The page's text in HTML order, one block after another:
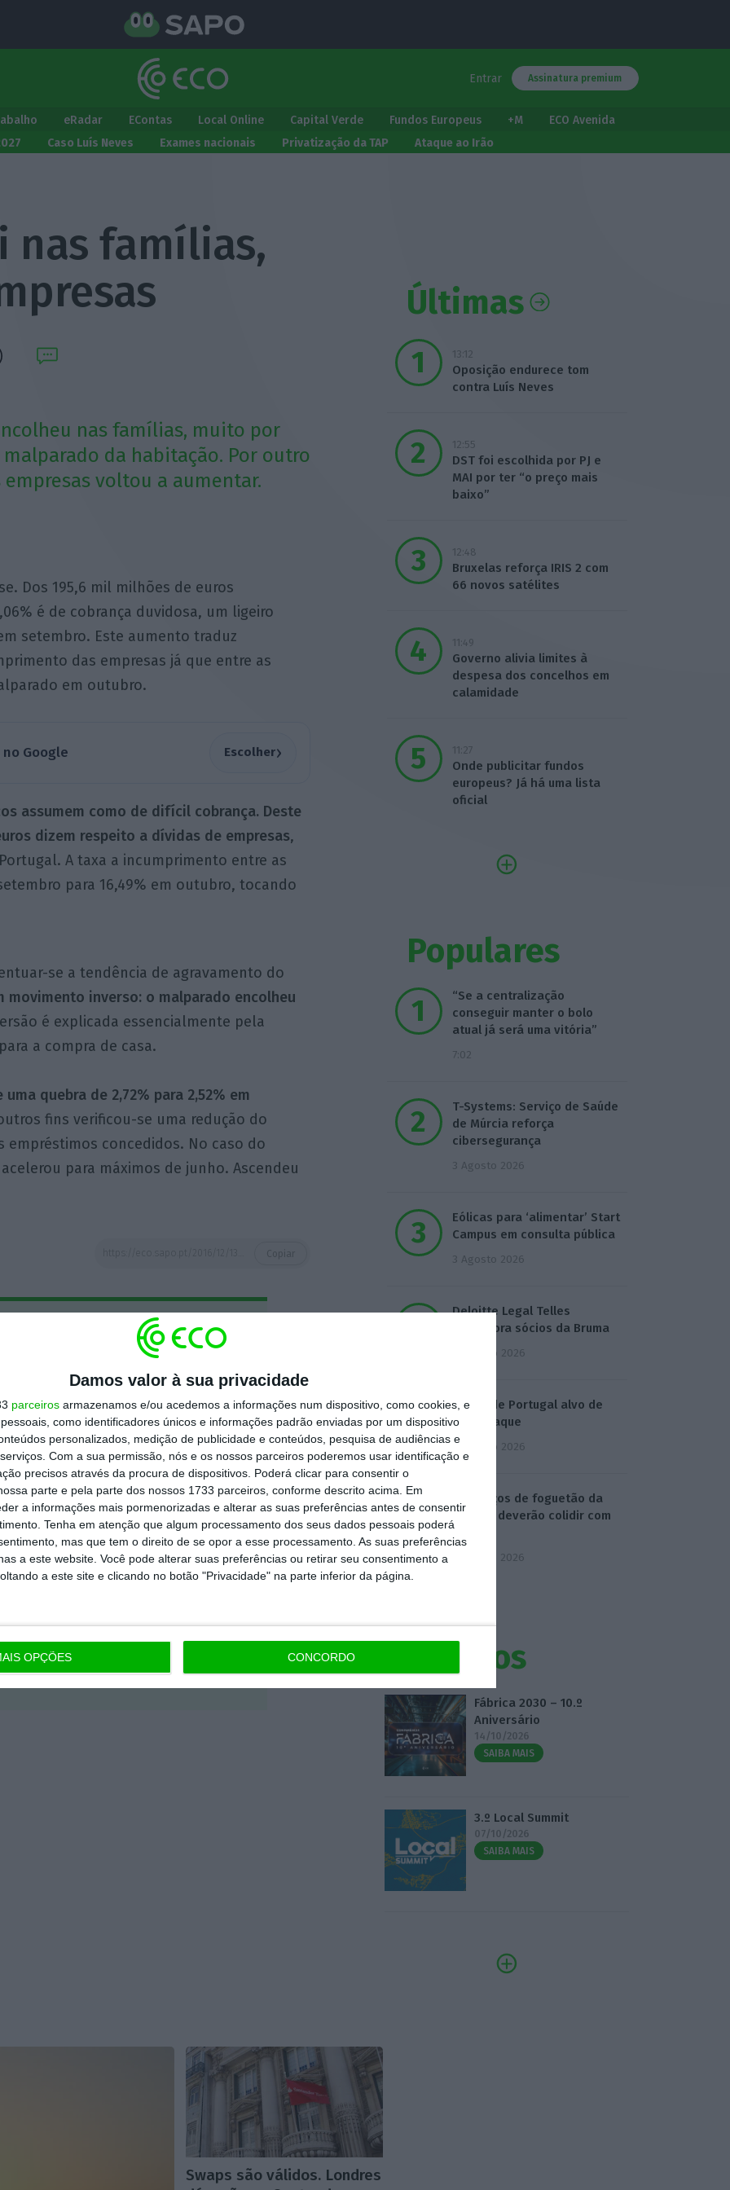
Damos valor à sua privacidade
parceiros armazenamos e/ou acedemos a informações num dispositivo, como cookies, e
como identificadores únicos e informações padrão enviadas por um dispositivo
personalizados, medição de publicidade e conteúdos, pesquisa de audiências e
Com a sua permissão, nós e os nossos parceiros poderemos usar identificação e
precisos através da procura de dispositivos. Poderá clicar para consentir o
parte e pela parte dos nossos 1733 parceiros, conforme descrito acima. Em
a informações mais pormenorizadas e alterar as suas preferências antes de consentir
Tenha em atenção que algum processamento dos seus dados pessoais poderá
mas que tem o direito de se opor a esse processamento. As suas preferências
a este website. Você pode alterar suas preferências ou retirar seu consentimento a
a este site e clicando no botão "Privacidade" na parte inferior da página.
OPÇÕES CONCORDO
Entrar Assinatura premium
eRadar EContas Local Online Capital Verde Fundos Europeus +M
ECO Avenida
Caso Luís Neves Exames nacionais Privatização da TAP Ataque ao Irão
nas famílias,
nas famílias, muito por
da habitação. Por outro
voltou a aumentar.
Dos 195,6 mil milhões de euros
é de cobrança duvidosa, um ligeiro
setembro. Este aumento traduz
das empresas já que entre as
em outubro.
Google Escolher›
assumem como de difícil cobrança. Deste
dizem respeito a dívidas de empresas,
A taxa a incumprimento entre as
para 16,49% em outubro, tocando
se a tendência de agravamento do
movimento inverso: o malparado encolheu
é explicada essencialmente pela
a compra de casa.
quebra de 2,72% para 2,52% em
fins verificou-se uma redução do
concedidos. No caso do
para máximos de junho. Ascendeu
Premium
é mais importante do que
e rigoroso.
e tenha acesso a notícias
às reportagens e especiais que
apoiar o ECO e os seus
é o jornalismo independente,
Assine já
Últimas
13:12
Oposição endurece tom
contra Luís Neves
12:55
DST foi escolhida por PJ e
MAI por ter “o preço mais
baixo”
12:48
Bruxelas reforça IRIS 2 com
66 novos satélites
11:49
Governo alivia limites à
despesa dos concelhos em
calamidade
11:27
Onde publicitar fundos
europeus? Já há uma lista
oficial
Populares
“Se a centralização
conseguir manter o bolo
atual já será uma vitória”
7:02
T-Systems: Serviço de Saúde
de Múrcia reforça
cibersegurança
3 Agosto 2026
Eólicas para ‘alimentar’ Start
Campus em consulta pública
3 Agosto 2026
Deloitte Legal Telles
assessora sócios da Bruma
4 Agosto 2026
Águas de Portugal alvo de
ciberataque
4 Agosto 2026
Destroços de foguetão da
SpaceX deverão colidir com
Lua
5 Agosto 2026
Eventos
Fábrica 2030 – 10.º
Aniversário
14/10/2026
SAIBA MAIS
3.º Local Summit
07/10/2026
SAIBA MAIS
Swaps são válidos. Londres